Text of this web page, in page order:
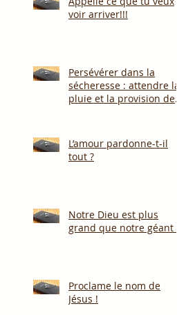
voir arriver!!!
Persévérer dans la
sécheresse : attendre la
pluie et la provision de
L’amour pardonne-t-il
tout ?
Notre Dieu est plus
grand que notre géant !
Proclame le nom de
Jésus !